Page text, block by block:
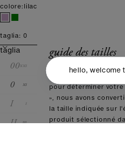
colore: lilac
taglia: 0
taglia
00xxs
0 xs
I s
II m
guide des tailles
pour déterminer
», nous avons
la taille indiquée sur
produit sélectionné